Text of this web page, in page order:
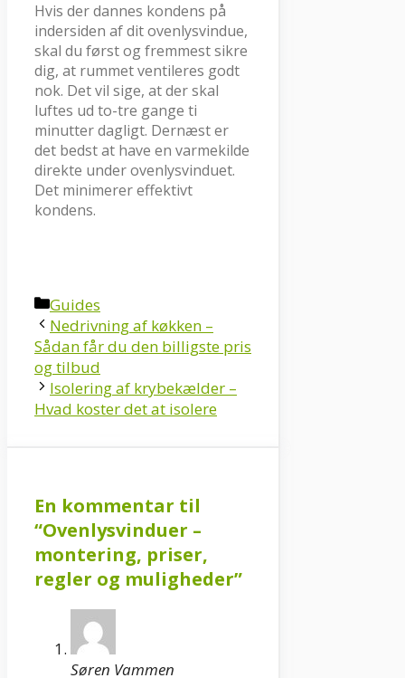
Hvis der dannes kondens på
indersiden af dit ovenlysvindue,
skal du først og fremmest sikre
dig, at rummet ventileres godt
nok. Det vil sige, at der skal
luftes ud to-tre gange ti
minutter dagligt. Dernæst er
det bedst at have en varmekilde
direkte under ovenlysvinduet.
Det minimerer effektivt
kondens.
Kategorier
Guides
Nedrivning af køkken –
Sådan får du den billigste pris
og tilbud
Isolering af krybekælder –
Hvad koster det at isolere
En kommentar til
“Ovenlysvinduer –
montering, priser,
regler og muligheder”
Søren Vammen